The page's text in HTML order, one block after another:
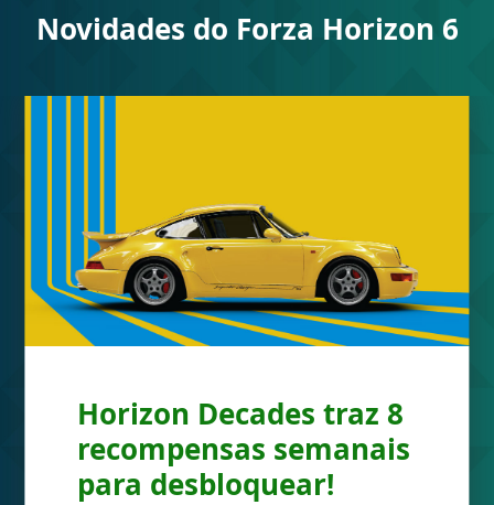
Novidades do Forza Horizon 6
Horizon Decades traz 8
recompensas semanais
para desbloquear!